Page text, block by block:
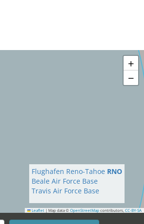
+
−
Leaflet | Map data © OpenStreetMap contributors, CC-BY-SA
Flughafen Reno-Tahoe RNO
Beale Air Force Base
Travis Air Force Base